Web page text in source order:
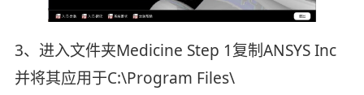
3、进入文件夹Medicine Step 1复制ANSYS Inc
并将其应用于C:\Program Files\